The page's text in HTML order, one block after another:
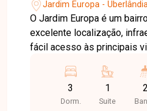
Jardim Europa em
Jardim Europa -
O Jardim Europa é um
excelente localização,
fácil acesso às principais
farmácias, comércios e
proporcionando
qualidade de vida para toda a
3
Dorm.
1
Suite
2